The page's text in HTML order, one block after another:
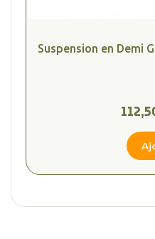
Suspension en Demi